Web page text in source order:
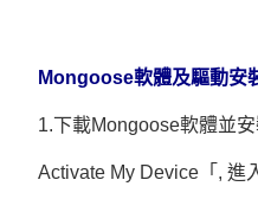
Mongoose軟體及驅動安
1.下載Mongoose軟體並
Activate My Device「, 進